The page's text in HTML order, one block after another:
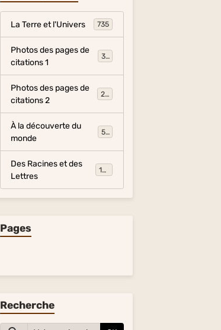
La Terre et l'Univers 735
Photos des pages de
citations 1
317
Photos des pages de
citations 2
281
À la découverte du
monde
54
Des Racines et des
Lettres
134
Pages
Recherche